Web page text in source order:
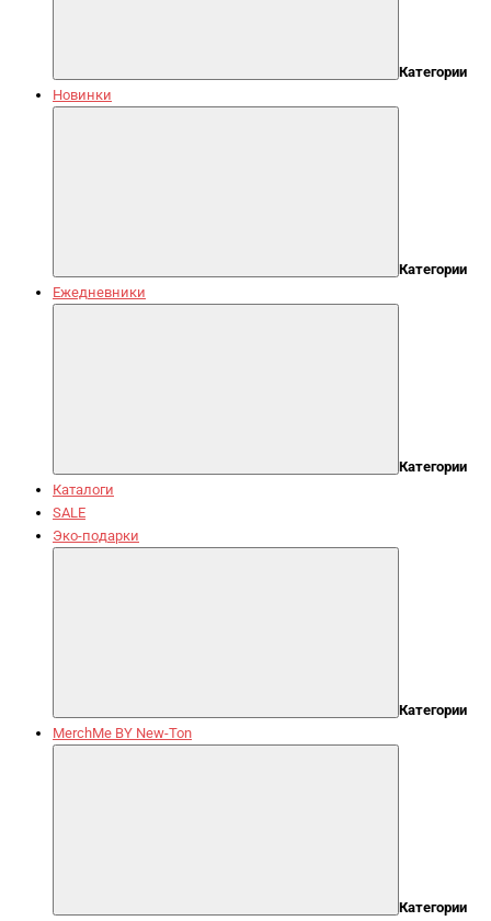
Категории
Новинки
Категории
Ежедневники
Категории
Каталоги
SALE
Эко-подарки
Категории
MerchMe BY New-Ton
Категории